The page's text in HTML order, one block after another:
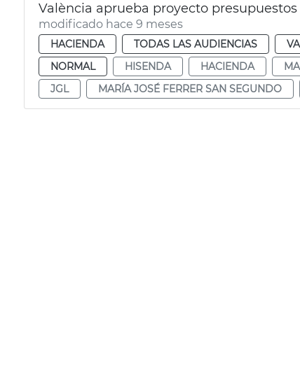
València aprueba proyecto presupuestos
modificado hace 9 meses
HACIENDA TODAS LAS AUDIENCIAS
NORMAL
HISENDA HACIENDA
JGL
MARÍA JOSÉ FERRER SAN SEGUNDO